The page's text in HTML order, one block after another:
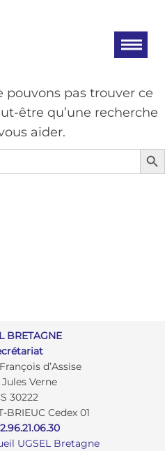
pouvons pas trouver ce
être qu’une recherche
aider.
Search
BRETAGNE
d’Assise
Verne
30222
BRIEUC Cedex 01
UGSEL Bretagne